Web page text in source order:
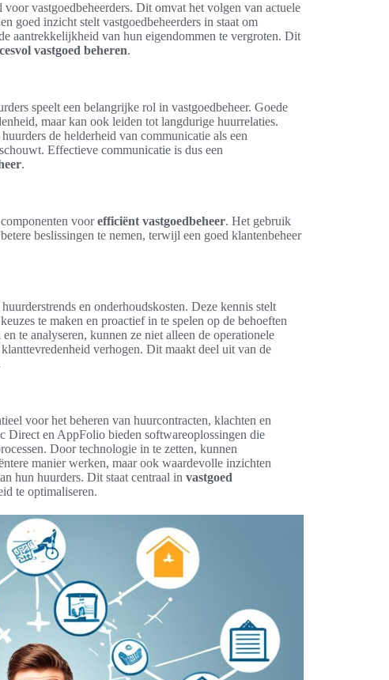
vastgoedbeheerders. Dit omvat het volgen van actuele
goed inzicht stelt vastgoedbeheerders in staat om
aantrekkelijkheid van hun eigendommen te vergroten. Dit
vastgoed beheren.
speelt een belangrijke rol in vastgoedbeheer. Goede
maar kan ook leiden tot langdurige huurrelaties.
de helderheid van communicatie als een
Effectieve communicatie is dus een
.
voorefficiënt vastgoedbeheer. Het gebruik
beslissingen te nemen, terwijl een goed klantenbeheer
en onderhoudskosten. Deze kennis stelt
te maken en proactief in te spelen op de behoeften
te analyseren, kunnen ze niet alleen de operationele
verhogen. Dit maakt deel uit van de
voor het beheren van huurcontracten, klachten en
Direct en AppFolio bieden softwareoplossingen die
Door technologie in te zetten, kunnen
manier werken, maar ook waardevolle inzichten
hun huurders. Dit staat centraal in vastgoed
te optimaliseren.